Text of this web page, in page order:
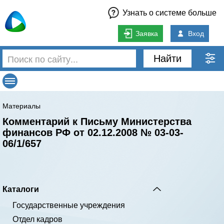
Узнать о системе больше
Заявка Вход
Найти
Материалы
Комментарий к Письму Министерства
финансов РФ от 02.12.2008 № 03-03-
06/1/657
Каталоги
Государственные учреждения
Отдел кадров